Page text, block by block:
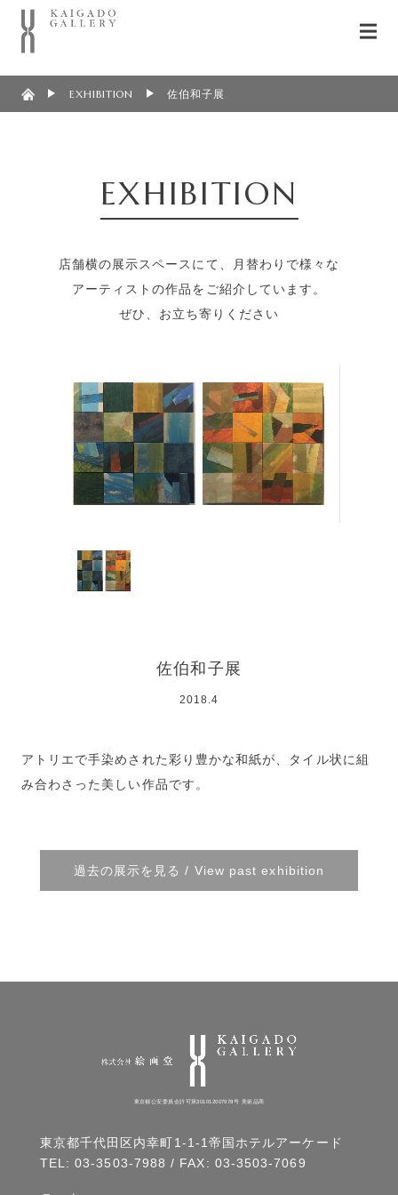
EXHIBITION 佐伯和子展
EXHIBITION
店舗横の展示スペースにて、月替わりで様々な
アーティストの作品をご紹介しています。
ぜひ、お立ち寄りください
佐伯和子展
2018.4
アトリエで手染めされた彩り豊かな和紙が、タイル状に組
み合わさった美しい作品です。
過去の展示を見る / View past exhibition
東京都公安委員会許可第301012007978号 美術品商
東京都千代田区内幸町1-1-1帝国ホテルアーケード
TEL:03-3503-7988 / FAX: 03-3503-7069